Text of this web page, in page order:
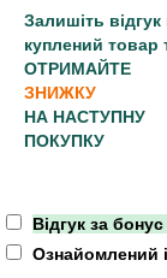
Залишіть відгук
куплений товар
ОТРИМАЙТЕ
ЗНИЖКУ
НА НАСТУПНУ
ПОКУПКУ
Відгук за бонус
Ознайомлений